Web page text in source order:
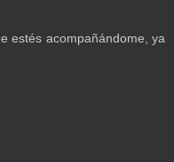
estés acompañándome, ya